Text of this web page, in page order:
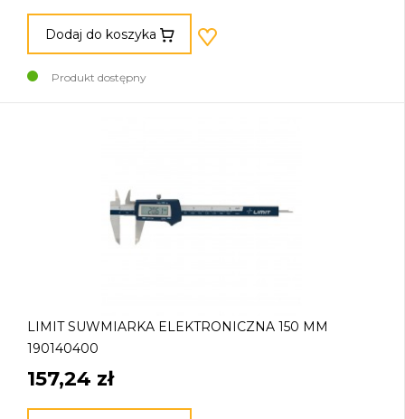
Dodaj do koszyka
Produkt dostępny
LIMIT SUWMIARKA ELEKTRONICZNA 150 MM
190140400
157,24 zł